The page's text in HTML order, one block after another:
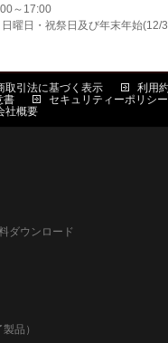
～17:00
曜日・祝祭日及び年末年始(12/
取引法に基づく表示
利用
書
セキュリティーポリシー
社概要
ダウンロード
品）